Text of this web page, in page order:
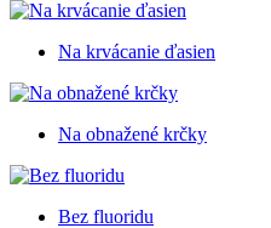
Na krvácanie ďasien
Na obnažené krčky
Bez fluoridu